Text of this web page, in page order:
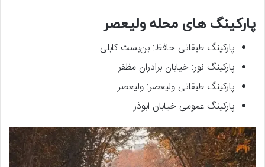
پارکینگ های محله ولیعصر
پارکینگ طبقاتی حافظ: بن‌بست کابلی
پارکینگ نور: خیابان برادران مظفر
پارکینگ طبقاتی ولیعصر: ولیعصر
پارکینگ عمومی خیابان ابوذر